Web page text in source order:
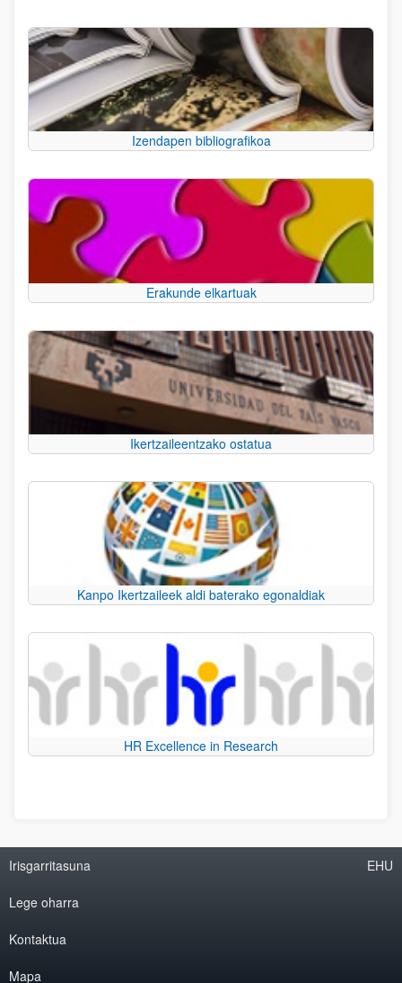
Izendapen bibliografikoa
Erakunde elkartuak
Ikertzaileentzako ostatua
Kanpo Ikertzaileek aldi baterako egonaldiak
HR Excellence in Research
Irisgarritasuna
Lege oharra
Kontaktua
Mapa
EHU